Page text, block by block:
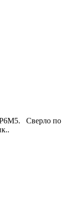
Р6М5. Сверло по